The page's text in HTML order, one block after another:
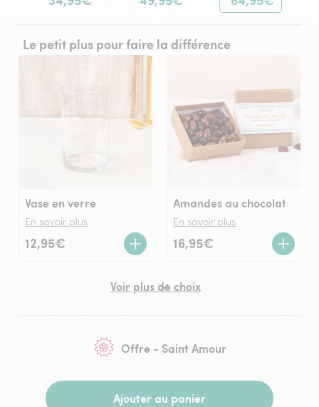
Le petit plus pour faire la différence
Vase en verre
En savoir plus
12,95€
Amandes au chocolat
En savoir plus
16,95€
Voir plus de choix
Offre - Saint Amour
Ajouter au panier